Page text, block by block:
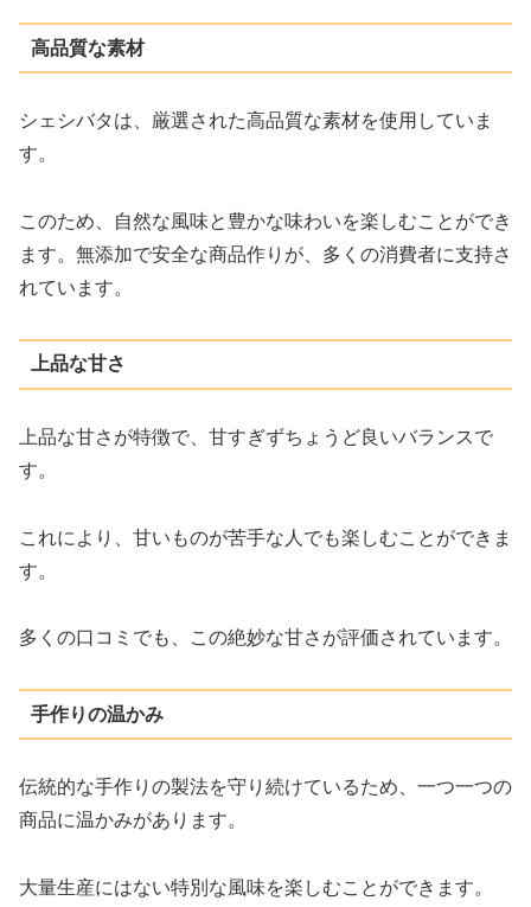
高品質な素材
シェシバタは、厳選された高品質な素材を使用していま
す。
このため、自然な風味と豊かな味わいを楽しむことができ
ます。無添加で安全な商品作りが、多くの消費者に支持さ
れています。
上品な甘さ
上品な甘さが特徴で、甘すぎずちょうど良いバランスで
す。
これにより、甘いものが苦手な人でも楽しむことができま
す。
多くの口コミでも、この絶妙な甘さが評価されています。
手作りの温かみ
伝統的な手作りの製法を守り続けているため、一つ一つの
商品に温かみがあります。
大量生産にはない特別な風味を楽しむことができます。